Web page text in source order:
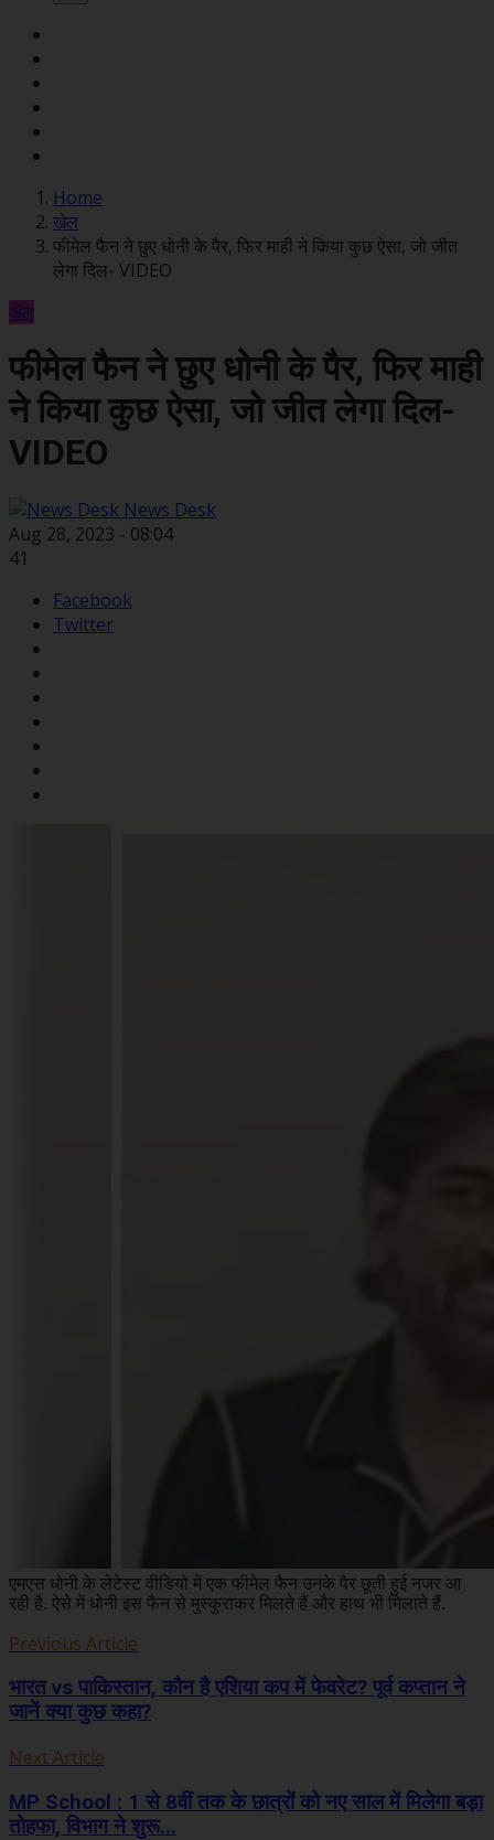
Home
खेल
फीमेल फैन ने छुए धोनी के पैर, फिर माही ने किया कुछ ऐसा, जो जीत
लेगा दिल- VIDEO
खेल
फीमेल फैन ने छुए धोनी के पैर, फिर माही
ने किया कुछ ऐसा, जो जीत लेगा दिल-
VIDEO
News Desk
Aug 28, 2023 - 08:04
41
Facebook
Twitter
एमएस धोनी के लेटेस्ट वीडियो में एक फीमेल फैन उनके पैर छूती हुई नजर आ
रही है. ऐसे में धोनी इस फैन से मुस्कुराकर मिलते हैं और हाथ भी मिलाते हैं.
Previous Article
भारत vs पाकिस्तान, कौन है एशिया कप में फेवरेट? पूर्व कप्तान ने
जानें क्या कुछ कहा?
Next Article
MP School : 1 से 8वीं तक के छात्रों को नए साल में मिलेगा बड़ा
तोहफा, विभाग ने शुरू...